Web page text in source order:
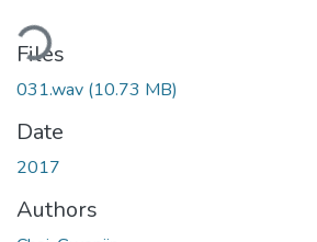
Files
031.wav (10.73 MB)
Date
2017
Authors